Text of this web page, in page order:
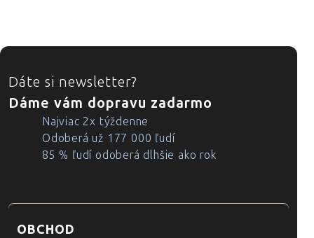
ZÁPÄTIE
Dáte si newsletter?
Dáme vám dopravu zadarmo
Najviac 2x týždenne
Odoberá už 177 000 ľudí
85 % ľudí odoberá dlhšie ako rok
OBCHOD